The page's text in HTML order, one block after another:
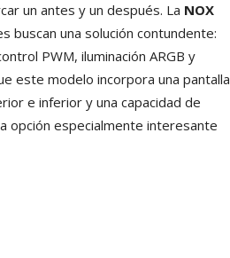
un antes y un después. La NOX
buscan una solución contundente:
PWM, iluminación ARGB y
este modelo incorpora una pantalla
e inferior y una capacidad de
opción especialmente interesante